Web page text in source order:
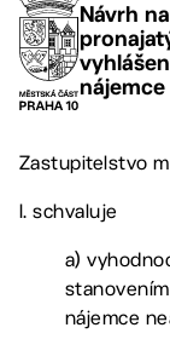
Návrh
Zastupitelstvo
I. schvaluje
a)
nájemce